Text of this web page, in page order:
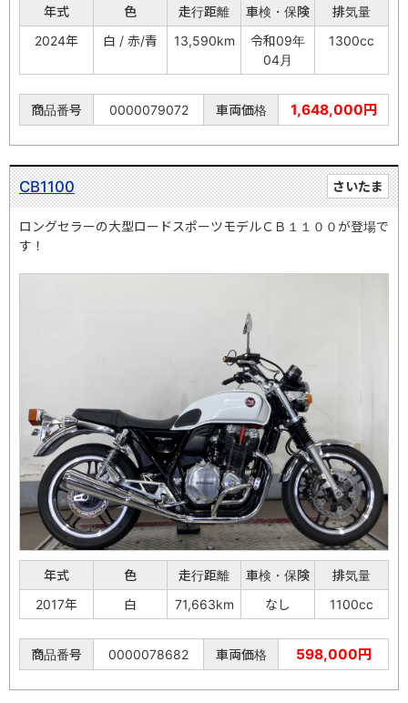
年式 色 走行距離 車検・保険
排気量
2024年
白 / 赤/青 13,590km
令和09年
04月
1300cc
商品番号 0000079072 車両価格 1,648,000円
さいたま
CB1100
ロングセラーの大型ロードスポーツモデルＣＢ１１００が登場で
す！
年式 色 走行距離 車検・保険
排気量
2017年
白 71,663km なし 1100cc
商品番号 0000078682 車両価格 598,000円